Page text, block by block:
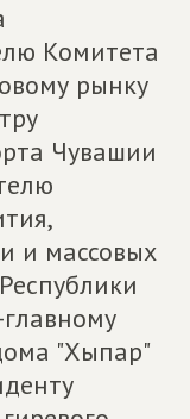
Комитета
рынку
Чувашии
и массовых
"Хыпар"